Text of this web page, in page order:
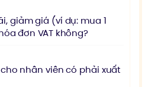
giảm giá (ví dụ: mua 1
đơn VAT không?
nhân viên có phải xuất